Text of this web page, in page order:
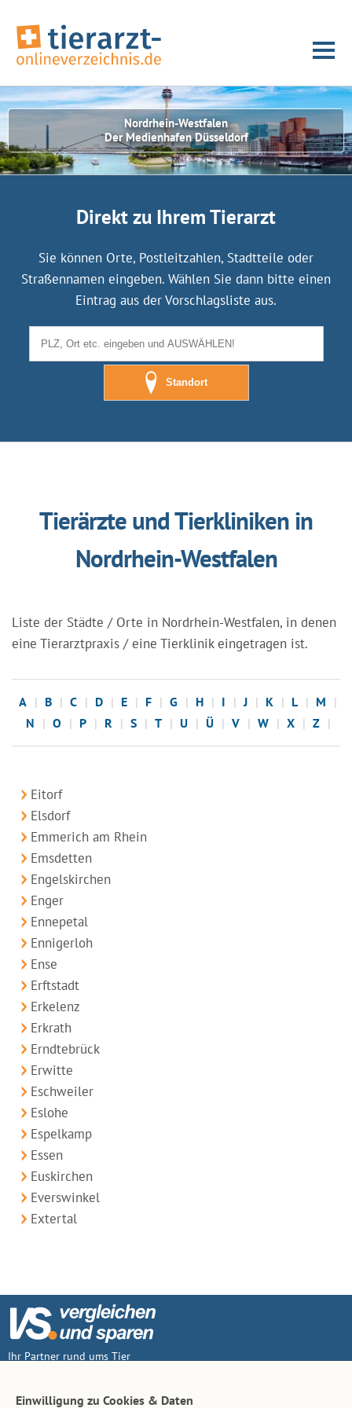
Nordrhein-Westfalen
Der Medienhafen Düsseldorf
Direkt zu Ihrem Tierarzt
Sie können Orte, Postleitzahlen, Stadtteile oder
Straßennamen eingeben. Wählen Sie dann bitte einen
Eintrag aus der Vorschlagsliste aus.
Standort
Tierärzte und Tierkliniken in
Nordrhein-Westfalen
Liste der Städte / Orte in Nordrhein-Westfalen, in denen
eine Tierarztpraxis / eine Tierklinik eingetragen ist.
A B C D E F G H I J K L
M
N
O P R S T U Ü V W X Z
Eitorf
Elsdorf
Emmerich am Rhein
Emsdetten
Engelskirchen
Enger
Ennepetal
Ennigerloh
Ense
Erftstadt
Erkelenz
Erkrath
Erndtebrück
Erwitte
Eschweiler
Eslohe
Espelkamp
Essen
Euskirchen
Everswinkel
Extertal
Ihr Partner rund ums Tier
Einwilligung zu Cookies & Daten